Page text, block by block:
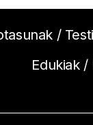
/
Edukiak